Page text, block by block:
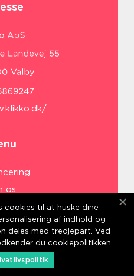
os
os
cookies til at huske dine
af indhold og
deles med tredjepart. Ved
du cookiepolitikken.